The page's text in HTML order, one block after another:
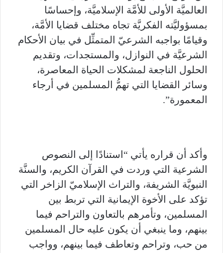
العالميَّة الأولى للأمَّة الإسلاميَّة، وإحساسًا
بمسؤوليَّته الفكريَّة تجاه مختلف قضايا الأمَّة،
وقيامًا بواجبه الشرعيّ المتمثِّل في بيان الأحكام
الشرعيَّة في النوازل، والمستجدات، وتقديم
الحلول الناجعة لمشكلات الحياة المعاصرة،
وسائر القضايا التي تهمُّ المسلمين في أرجاء
المعمورة”.
وأكد أن قراره يأتي “استنادًا إلى النصوص
الشرعية التي وردت في القرآن الكريم، والسنَّة
النبويَّة الشريفة، والتراث الإسلاميّ الزاخر التي
تؤكد على الأخوة الإيمانية التي تربط بين
المسلمين، وتأمرهم بالتعاون والتراحم فيما
بينهم، وما ينبغي أن يكون عليه حال المسلمين
من حب، وتراحم وتعاطف فيما بينهم، وواجب